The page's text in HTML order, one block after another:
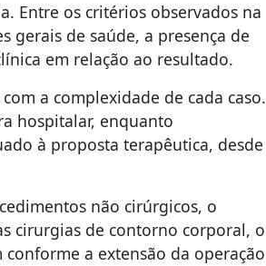
Entre os critérios observados na
gerais de saúde, a presença de
em relação ao resultado.
a complexidade de cada caso.
hospitalar, enquanto
à proposta terapêutica, desde
não cirúrgicos, o
cirurgias de contorno corporal, o
a extensão da operação